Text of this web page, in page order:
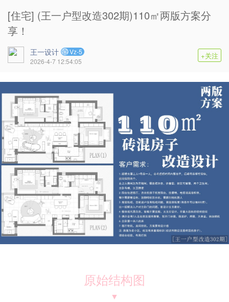
[住宅] (王一户型改造302期)110㎡两版方案分
享！
王一设计
Vz-5
2026-4-7 12:54:05
+关注
原始结构图
▼